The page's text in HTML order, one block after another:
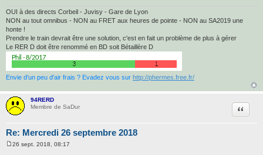
OUI à des directs Corbeil - Juvisy - Gare de Lyon
NON au tout omnibus - NON au FRET aux heures de pointe - NON au SA2019 une
honte !
Prendre le train devrait être une solution, c'est en fait un problème de plus à gérer
Le RER D doit être renommé en BD soit Bétaillère D
Envie d'un peu d'air frais ? Evadez vous sur http://phermes.free.fr/
94RERD
Membre de SaDur
Re: Mercredi 26 septembre 2018
26 sept. 2018, 08:17